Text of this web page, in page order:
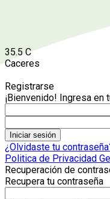
35.5 C
Caceres
Registrarse
¡Bienvenido! Ingresa en
¿Olvidaste tu
Politica de Privacidad
Recuperación de
Recupera tu contraseña